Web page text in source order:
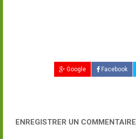
Google Facebook
ENREGISTRER UN COMMENTAIRE